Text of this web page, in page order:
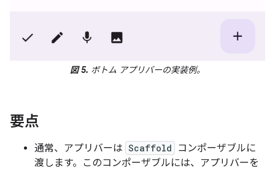
図 5. ボトム アプリバーの実装例。
要点
通常、アプリバーは Scaffold
コンポーザブルに
渡します。このコンポーザブルには、アプリバーを